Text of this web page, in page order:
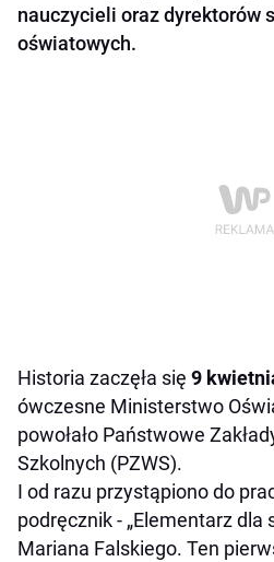
nauczycieli oraz dyrektorów
oświatowych.
Historia zaczęła się 9
ówczesne Ministerstwo
powołało Państwowe
Szkolnych (PZWS).
I od razu przystąpiono do
podręcznik - „Elementarz dla
Mariana Falskiego. Ten